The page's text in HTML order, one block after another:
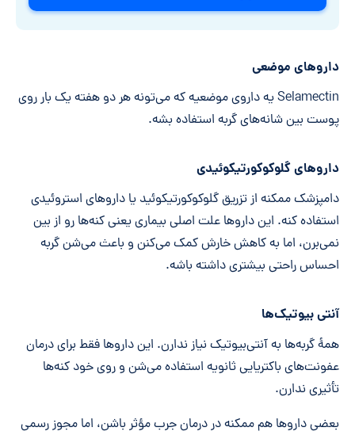
داروهای موضعی
Selamectin یه داروی موضعیه که می‌تونه هر دو هفته یک بار روی
پوست بین شانه‌های گربه استفاده بشه.
داروهای گلوکوکورتیکوئیدی
دامپزشک ممکنه از تزریق گلوکوکورتیکوئید یا داروهای استروئیدی
استفاده کنه. این داروها علت اصلی بیماری یعنی کنه‌ها رو از بین
نمی‌برن، اما به کاهش خارش کمک می‌کنن و باعث می‌شن گربه
احساس راحتی بیشتری داشته باشه.
آنتی بیوتیک‌ها
همۀ گربه‌ها به آنتی‌بیوتیک نیاز ندارن. این داروها فقط برای درمان
عفونت‌های باکتریایی ثانویه استفاده می‌شن و روی خود کنه‌ها
تأثیری ندارن.
بعضی داروها هم ممکنه در درمان جرب مؤثر باشن، اما مجوز رسمی